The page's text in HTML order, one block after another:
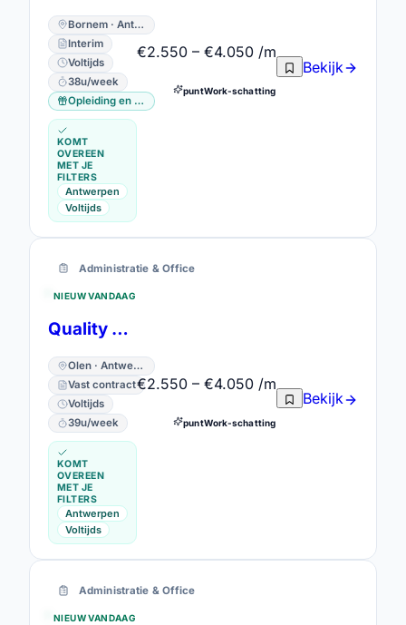
Bornem · Antwerpen
Interim
Voltijds
38u/week
Opleiding en vorming
KOMT
OVEREEN
MET JE
FILTERS
Antwerpen
Voltijds
€2.550 – €4.050 /m
puntWork-schatting
Bekijk
Administratie & Office
NIEUW VANDAAG
Quality Assurance Officer
Olen · Antwerpen
Vast contract
Voltijds
39u/week
KOMT
OVEREEN
MET JE
FILTERS
Antwerpen
Voltijds
€2.550 – €4.050 /m
puntWork-schatting
Bekijk
Administratie & Office
NIEUW VANDAAG